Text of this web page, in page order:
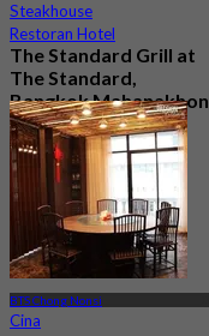
Steakhouse
Restoran Hotel
The Standard Grill at
The Standard,
Bangkok Mahanakhon
4.6
665 ditempah
Dari
฿ 750
BTS Chong Nonsi
Cina